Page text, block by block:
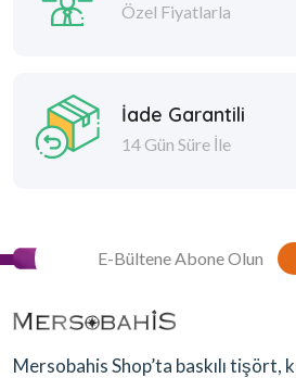
Özel Fiyatlarla
İade Garantili
14 Gün Süre İle
Mersobahis Shop’ta baskılı tişört,